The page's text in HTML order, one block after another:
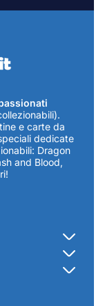
e carte da
dedicate
Dragon
and Blood,